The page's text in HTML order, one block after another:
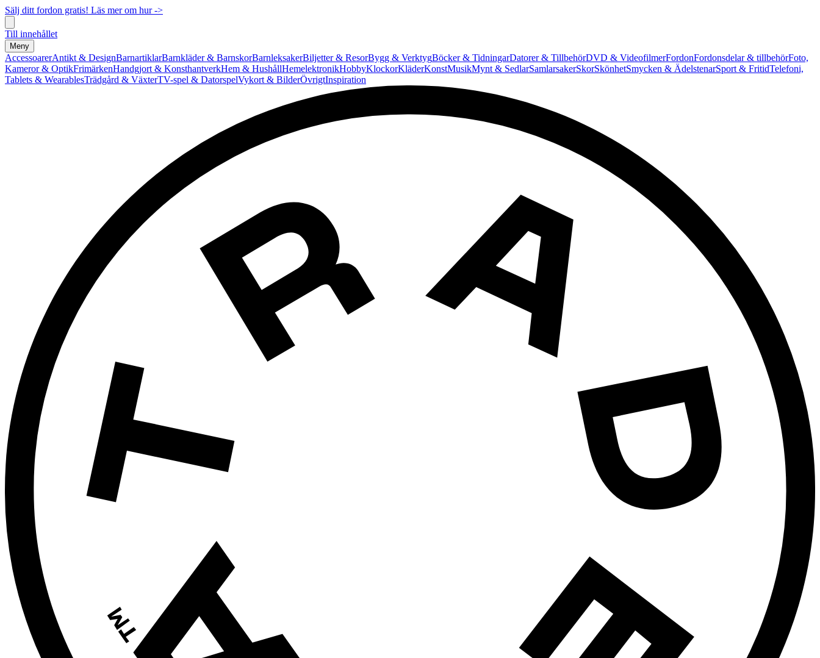
Sälj ditt fordon gratis! Läs mer om hur ->
Till innehållet
Meny
AccessoarerAntikt & DesignBarnartiklarBarnkläder & BarnskorBarnleksakerBiljetter & ResorBygg & VerktygBöcker & TidningarDatorer & TillbehörDVD & VideofilmerFordonFordonsdelar & tillbehörFoto,
Kameror & OptikFrimärkenHandgjort & KonsthantverkHem & HushållHemelektronikHobbyKlockorKläderKonstMusikMynt & SedlarSamlarsakerSkorSkönhetSmycken & ÄdelstenarSport & FritidTelefoni,
Tablets & WearablesTrädgård & VäxterTV-spel & DatorspelVykort & BilderÖvrigtInspiration